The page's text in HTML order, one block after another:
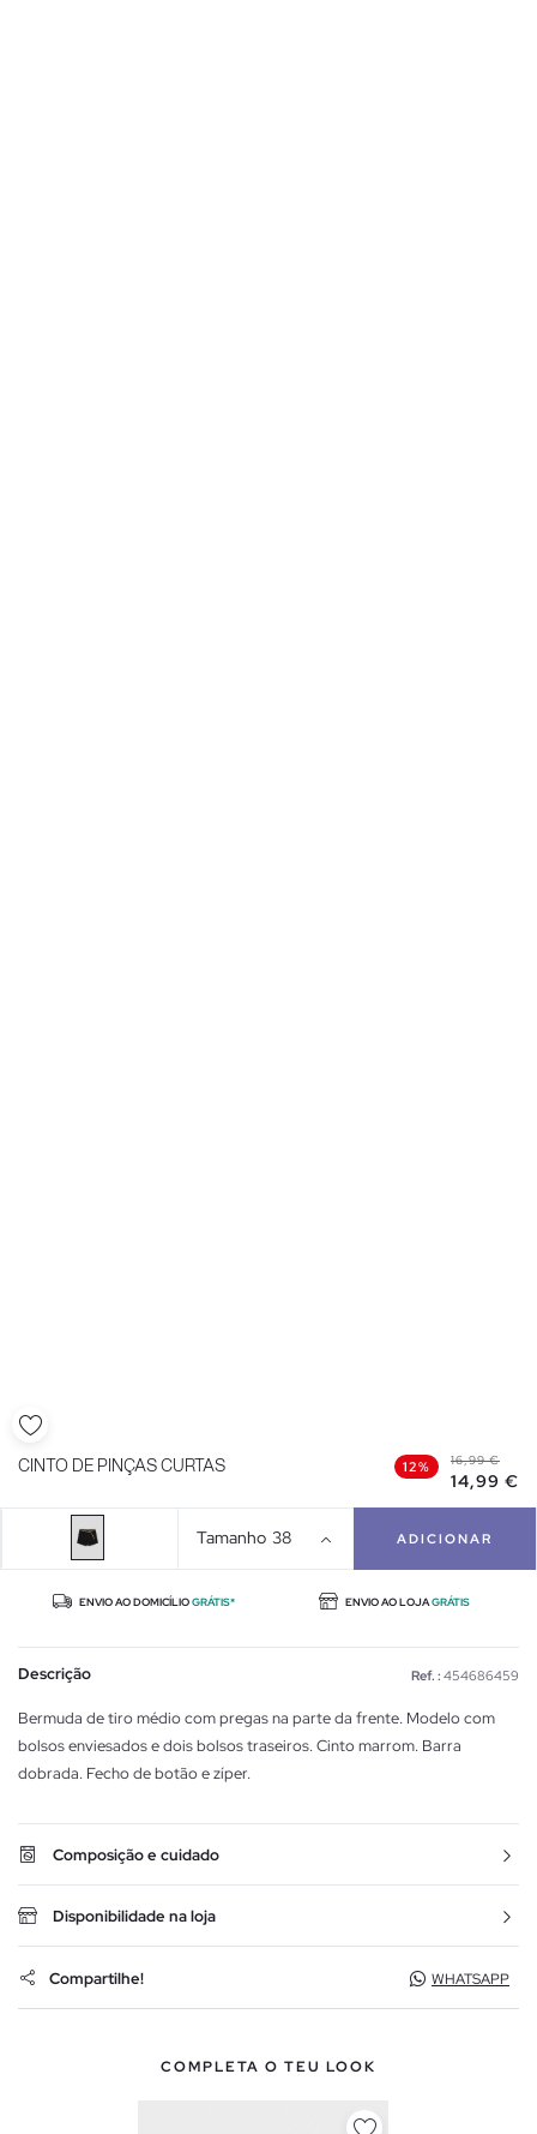
CINTO DE PINÇAS CURTAS 12% 16,99 €
14,99 €
Tamanho 38 ADICIONAR
ENVIO AO DOMICÍLIOGRÁTIS* ENVIO AO LOJAGRÁTIS
Descrição Ref. : 454686459
Bermuda de tiro médio com pregas na parte da frente. Modelo com
bolsos enviesados e dois bolsos traseiros. Cinto marrom. Barra
dobrada. Fecho de botão e zíper.
Composição e cuidado
Disponibilidade na loja
Compartilhe! WHATSAPP
COMPLETA O TEU LOOK